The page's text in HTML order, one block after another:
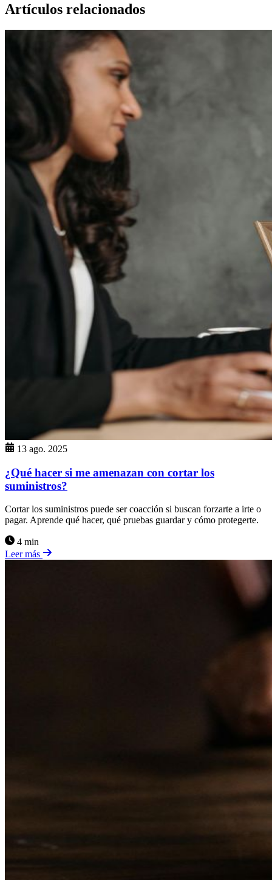
Artículos relacionados
13 ago. 2025
¿Qué hacer si me amenazan con cortar los
suministros?
Cortar los suministros puede ser coacción si buscan forzarte a irte o
pagar. Aprende qué hacer, qué pruebas guardar y cómo protegerte.
4 min
Leer más